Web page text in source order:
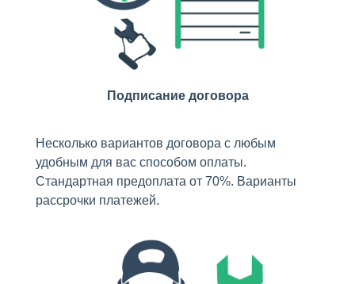
Подписание договора
Несколько вариантов договора с любым
удобным для вас способом оплаты.
Стандартная предоплата от 70%. Варианты
рассрочки платежей.